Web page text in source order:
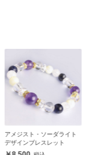
モスコバイト・ソーダライ
ト デザインブレスレット